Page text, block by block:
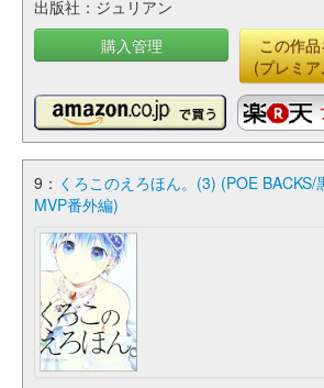
出版社：ジュリアン
購入管理
この作
(プレミ
9： くろこのえろほん。(3) (POE
MVP番外編)